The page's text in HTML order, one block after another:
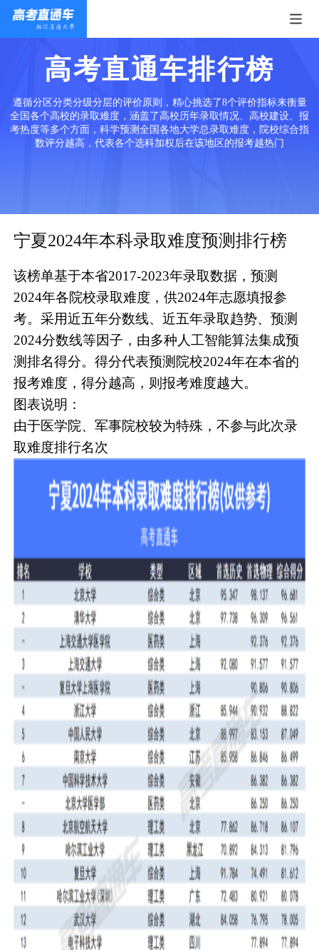
高考直通车排行榜
遵循分区分类分级分层的评价原则，精心挑选了8个评价指标来衡量
全国各个高校的录取难度，涵盖了高校历年录取情况、高校建设、报
考热度等多个方面，科学预测全国各地大学总录取难度，院校综合指
数评分越高，代表各个选科加权后在该地区的报考越热门
宁夏2024年本科录取难度预测排行榜
该榜单基于本省2017-2023年录取数据，预测
2024年各院校录取难度，供2024年志愿填报参
考。采用近五年分数线、近五年录取趋势、预测
2024分数线等因子，由多种人工智能算法集成预
测排名得分。得分代表预测院校2024年在本省的
报考难度，得分越高，则报考难度越大。
图表说明：
由于医学院、军事院校较为特殊，不参与此次录
取难度排行名次